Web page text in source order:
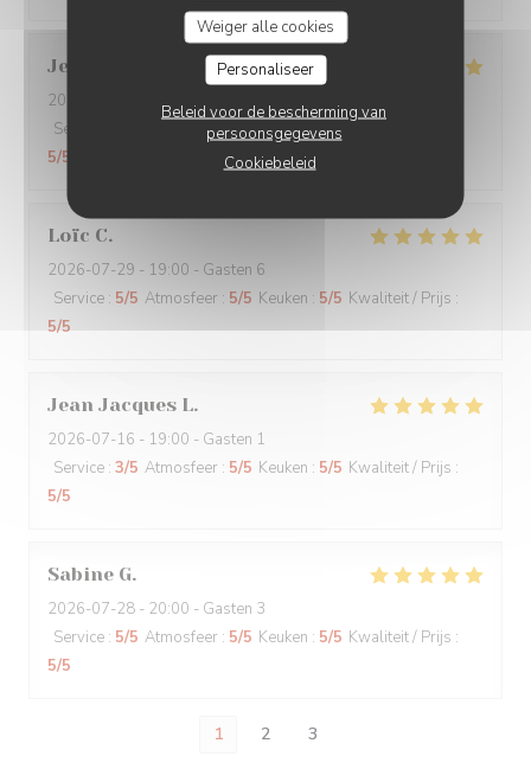
Weiger alle cookies
Personaliseer
Beleid voor de bescherming van
persoonsgegevens
Cookiebeleid
Jean Jacques
2026-07-30
- 19:00 - Gasten 1
Service
Atmosfeer: 5/5 Keuken:5/5
5/5
Loïc C
2026-07-29 - 19:00 - Gasten 6
Service : 5/5 Atmosfeer : 5/5 Keuken : 5/5 Kwaliteit / Prijs :
5/5
Jean Jacques L
2026-07-16 - 19:00 - Gasten 1
Service : 3/5 Atmosfeer : 5/5 Keuken : 5/5 Kwaliteit / Prijs :
5/5
Sabine G
2026-07-28 - 20:00 - Gasten 3
Service : 5/5 Atmosfeer : 5/5 Keuken : 5/5 Kwaliteit / Prijs :
5/5
1 2 3